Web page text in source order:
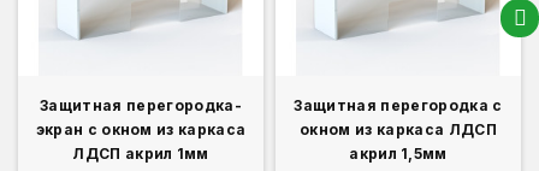
Защитная перегородка-
экран с окном из каркаса
ЛДСП акрил 1мм
Защитная перегородка с
окном из каркаса ЛДСП
акрил 1,5мм